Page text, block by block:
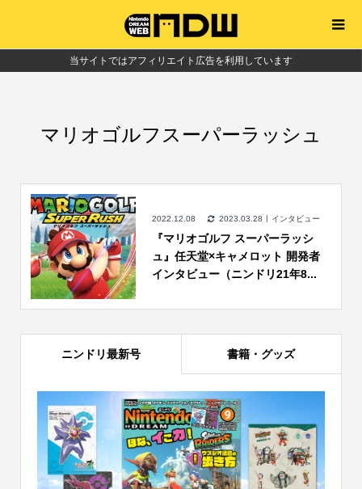
当サイトではアフィリエイト広告を利用しています
マリオゴルフスーパーラッシュ
2022.12.08 2023.03.28 インタビュー
『マリオゴルフ スーパーラッシ
ュ』任天堂×キャメロット 開発者
インタビュー（ニンドリ21年8...
ニンドリ最新号 書籍・グッズ